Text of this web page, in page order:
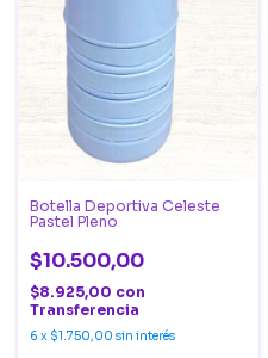
Botella Deportiva Celeste
Pastel Pleno
$10.500,00
$8.925,00 con
Transferencia
6 x $1.750,00 sin interés